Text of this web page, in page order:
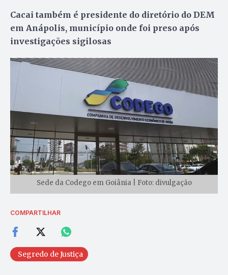
Cacai também é presidente do diretório do DEM
em Anápolis, município onde foi preso após
investigações sigilosas
Sede da Codego em Goiânia | Foto: divulgação
COMPARTILHAR
Segredo de Justiça